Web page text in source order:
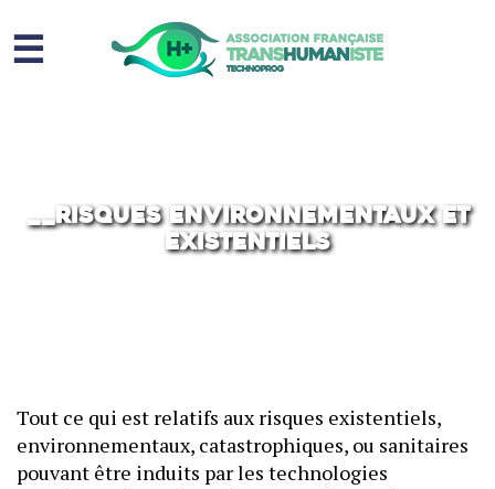
☰
Question sociale
Risques
__Risques environnementaux et
existentiels
Tout ce qui est relatifs aux risques existentiels,
environnementaux, catastrophiques, ou sanitaires
pouvant être induits par les technologies